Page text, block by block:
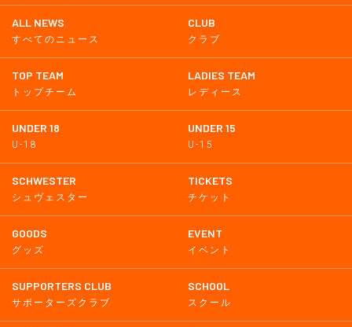
ALL NEWS
すべてのニュース
CLUB
クラブ
TOP TEAM
トップチーム
LADIES TEAM
レディース
UNDER 18
U-18
UNDER 15
U-15
SCHWESTER
シュヴェスター
TICKETS
チケット
GOODS
グッズ
EVENT
イベント
SUPPORTERS CLUB
サポーターズクラブ
SCHOOL
スクール